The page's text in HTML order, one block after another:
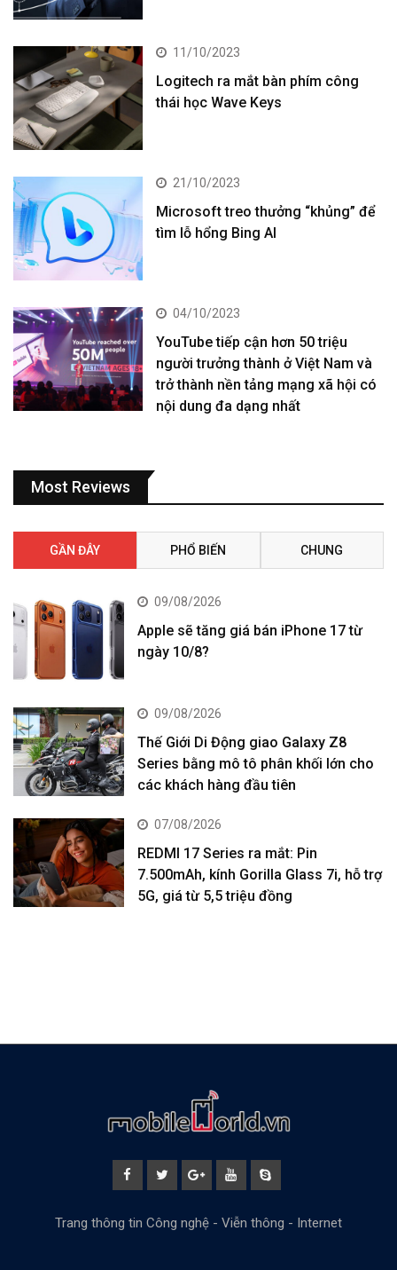
11/10/2023
Logitech ra mắt bàn phím công
thái học Wave Keys
21/10/2023
Microsoft treo thưởng “khủng” để
tìm lỗ hổng Bing AI
04/10/2023
YouTube tiếp cận hơn 50 triệu
người trưởng thành ở Việt Nam và
trở thành nền tảng mạng xã hội có
nội dung đa dạng nhất
Most Reviews
GẦN ĐÂY PHỔ BIẾN CHUNG
09/08/2026
Apple sẽ tăng giá bán iPhone 17 từ
ngày 10/8?
09/08/2026
Thế Giới Di Động giao Galaxy Z8
Series bằng mô tô phân khối lớn cho
các khách hàng đầu tiên
07/08/2026
REDMI 17 Series ra mắt: Pin
7.500mAh, kính Gorilla Glass 7i, hỗ trợ
5G, giá từ 5,5 triệu đồng
Trang thông tin Công nghệ - Viễn thông - Internet